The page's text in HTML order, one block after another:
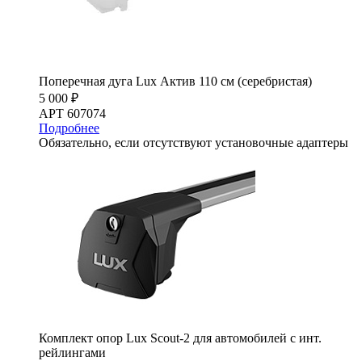
Поперечная дуга Lux Актив 110 см (серебристая)
5 000 ₽
АРТ 607074
Подробнее
Обязательно, если отсутствуют установочные адаптеры
Комплект опор Lux Scout-2 для автомобилей с инт.
рейлингами